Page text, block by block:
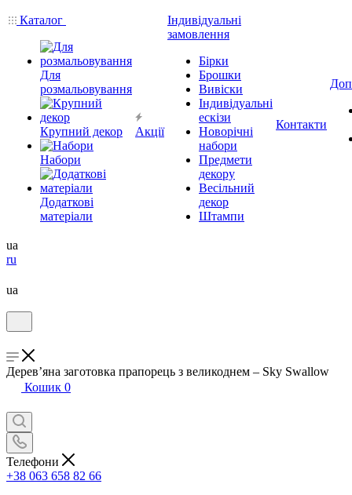
Каталог
Для
розмальовування
Крупний декор
Набори
Додаткові
матеріали
Акції
Індивідуальні
замовлення
Бірки
Брошки
Вивіски
Індивідуальні
ескізи
Новорічні
набори
Предмети
декору
Весільний
декор
Штампи
Контакти
ua
ru
ua
Дерев’яна заготовка прапорець з великоднем – Sky Swallow
Кошик 0
Телефони
+38 063 658 82 66